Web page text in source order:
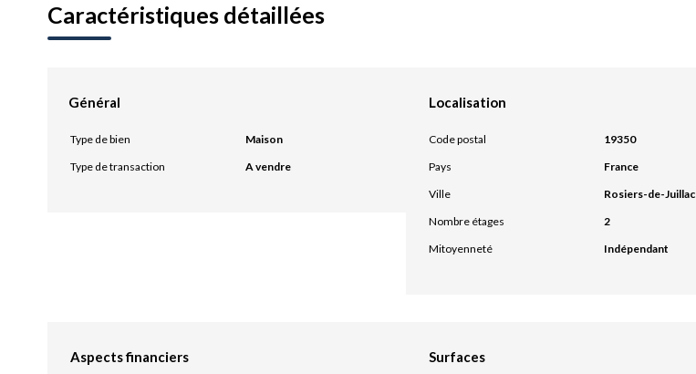
Caractéristiques détaillées
Général
Type de bien
Maison
Type de transaction
A vendre
Localisation
Code postal
19350
Pays
France
Ville
Rosiers-de-Juillac
Nombre étages
2
Mitoyenneté
Indépendant
Aspects financiers Surfaces